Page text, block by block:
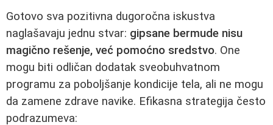
Gotovo sva pozitivna dugoročna iskustva
naglašavaju jednu stvar: gipsane bermude nisu
magično rešenje, već pomoćno sredstvo. One
mogu biti odličan dodatak sveobuhvatnom
programu za poboljšanje kondicije tela, ali ne mogu
da zamene zdrave navike. Efikasna strategija često
podrazumeva: